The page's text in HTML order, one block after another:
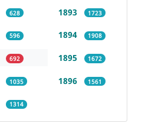
628
596
692
1035
1314
1893 1723
1894 1908
1895 1672
1896 1561